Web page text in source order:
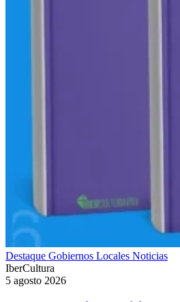
Destaque Gobiernos Locales Noticias
IberCultura
5 agosto 2026